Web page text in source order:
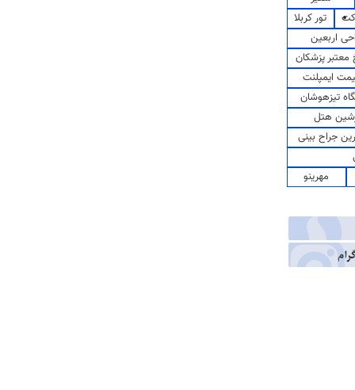
تور کربلا
اربعین
پزشکان
ایمپلنت
تیزهوشان
هتل
جراح بینی
مهرینو